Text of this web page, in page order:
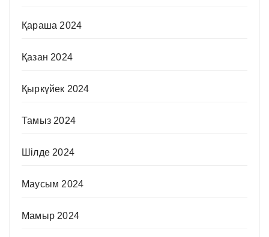
Қараша 2024
Қазан 2024
Қыркүйек 2024
Тамыз 2024
Шілде 2024
Маусым 2024
Мамыр 2024